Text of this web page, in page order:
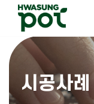
시공사례